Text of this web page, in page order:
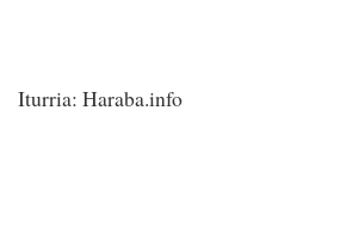
Iturria: Haraba.info